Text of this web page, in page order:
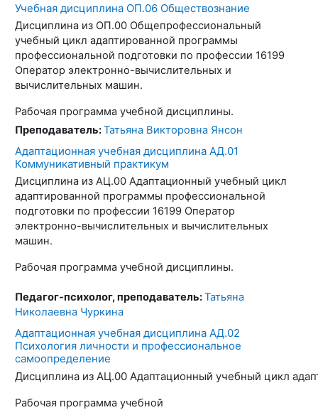
Учебная дисциплина ОП.06 Обществознание
Дисциплина из ОП.00 Общепрофессиональный
учебный цикл адаптированной программы
профессиональной подготовки по профессии 16199
Оператор электронно-вычислительных и
вычислительных машин.
Рабочая программа учебной дисциплины.
Преподаватель:Татьяна Викторовна Янсон
Адаптационная учебная дисциплина АД.01
Коммуникативный практикум
Дисциплина из АЦ.00 Адаптационный учебный цикл
адаптированной программы профессиональной
подготовки по профессии 16199 Оператор
электронно-вычислительных и вычислительных
машин.
Рабочая программа учебной дисциплины.
Педагог-психолог, преподаватель:Татьяна
Николаевна Чуркина
Адаптационная учебная дисциплина АД.02
Психология личности и профессиональное
самоопределение
Дисциплина из АЦ.00 Адаптационный учебный цикл
Рабочая программа учебной